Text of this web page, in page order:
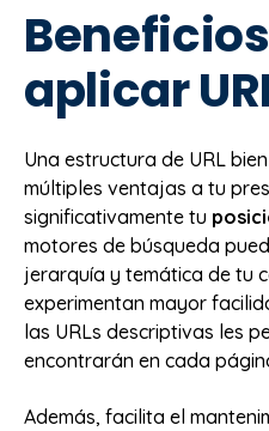
aplicar
Una estructura de URL
múltiples ventajas a tu
significativamente tu
motores de búsqueda
jerarquía y temática de tu
experimentan mayor
las URLs descriptivas les
encontrarán en cada
Además, facilita el